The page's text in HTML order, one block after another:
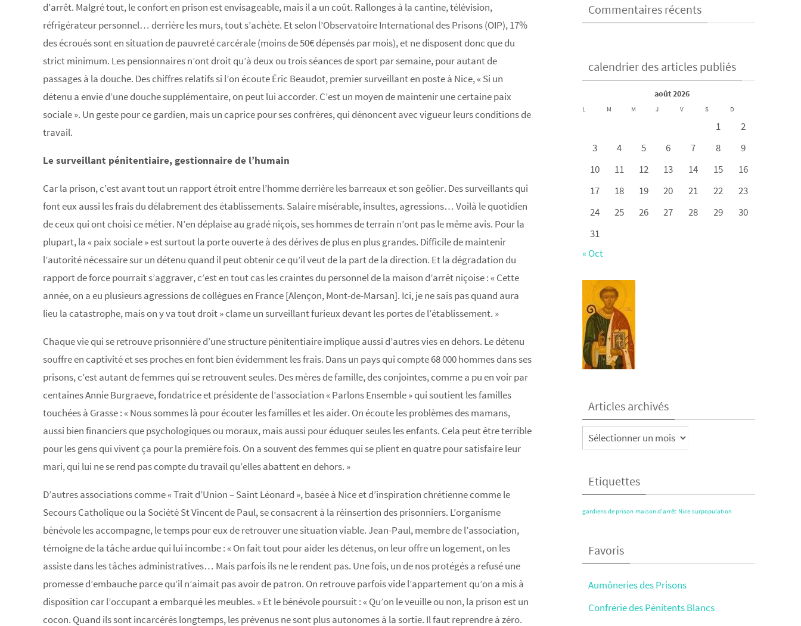
d’arrêt. Malgré tout, le confort en prison est envisageable, mais il a un coût. Rallonges à la cantine, télévision,
réfrigérateur personnel… derrière les murs, tout s’achète. Et selon l’Observatoire International des Prisons (OIP), 17%
des écroués sont en situation de pauvreté carcérale (moins de 50€ dépensés par mois), et ne disposent donc que du
strict minimum. Les pensionnaires n’ont droit qu’à deux ou trois séances de sport par semaine, pour autant de
passages à la douche. Des chiffres relatifs si l’on écoute Éric Beaudot, premier surveillant en poste à Nice, « Si un
détenu a envie d’une douche supplémentaire, on peut lui accorder. C’est un moyen de maintenir une certaine paix
sociale ». Un geste pour ce gardien, mais un caprice pour ses confrères, qui dénoncent avec vigueur leurs conditions de
travail.
Le surveillant pénitentiaire, gestionnaire de l’humain
Car la prison, c’est avant tout un rapport étroit entre l’homme derrière les barreaux et son geôlier. Des surveillants qui
font eux aussi les frais du délabrement des établissements. Salaire misérable, insultes, agressions… Voilà le quotidien
de ceux qui ont choisi ce métier. N’en déplaise au gradé niçois, ses hommes de terrain n’ont pas le même avis. Pour la
plupart, la « paix sociale » est surtout la porte ouverte à des dérives de plus en plus grandes. Difficile de maintenir
l’autorité nécessaire sur un détenu quand il peut obtenir ce qu’il veut de la part de la direction. Et la dégradation du
rapport de force pourrait s’aggraver, c’est en tout cas les craintes du personnel de la maison d’arrêt niçoise : « Cette
année, on a eu plusieurs agressions de collègues en France [Alençon, Mont-de-Marsan]. Ici, je ne sais pas quand aura
lieu la catastrophe, mais on y va tout droit » clame un surveillant furieux devant les portes de l’établissement. »
Chaque vie qui se retrouve prisonnière d’une structure pénitentiaire implique aussi d’autres vies en dehors. Le détenu
souffre en captivité et ses proches en font bien évidemment les frais. Dans un pays qui compte 68 000 hommes dans ses
prisons, c’est autant de femmes qui se retrouvent seules. Des mères de famille, des conjointes, comme a pu en voir par
centaines Annie Burgraeve, fondatrice et présidente de l’association « Parlons Ensemble » qui soutient les familles
touchées à Grasse : « Nous sommes là pour écouter les familles et les aider. On écoute les problèmes des mamans,
aussi bien financiers que psychologiques ou moraux, mais aussi pour éduquer seules les enfants. Cela peut être terrible
pour les gens qui vivent ça pour la première fois. On a souvent des femmes qui se plient en quatre pour satisfaire leur
mari, qui lui ne se rend pas compte du travail qu’elles abattent en dehors. »
D’autres associations comme « Trait d’Union – Saint Léonard », basée à Nice et d’inspiration chrétienne comme le
Secours Catholique ou la Société St Vincent de Paul, se consacrent à la réinsertion des prisonniers. L’organisme
bénévole les accompagne, le temps pour eux de retrouver une situation viable. Jean-Paul, membre de l’association,
témoigne de la tâche ardue qui lui incombe : « On fait tout pour aider les détenus, on leur offre un logement, on les
assiste dans les tâches administratives… Mais parfois ils ne le rendent pas. Une fois, un de nos protégés a refusé une
promesse d’embauche parce qu’il n’aimait pas avoir de patron. On retrouve parfois vide l’appartement qu’on a mis à
disposition car l’occupant a embarqué les meubles. » Et le bénévole poursuit : « Qu’on le veuille ou non, la prison est un
cocon. Quand ils sont incarcérés longtemps, les prévenus ne sont plus autonomes à la sortie. Il faut reprendre à zéro.
Commentaires récents
calendrier des articles publiés
août 2026
L M M J V S D
1
2
3
4 5 6 7 8
9
10
11 12 13 14 15
16
17
18 19 20 21 22
23
24
25 26 27 28 29
30
31
« Oct
Articles archivés
Articles
archivés
Etiquettes
gardiens de prison maison d'arrêt Nice surpopulation
Favoris
Aumôneries des Prisons
Confrérie des Pénitents Blancs